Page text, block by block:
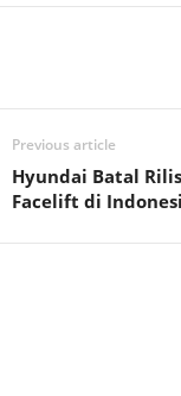
Previous article
Hyundai Batal
Facelift di